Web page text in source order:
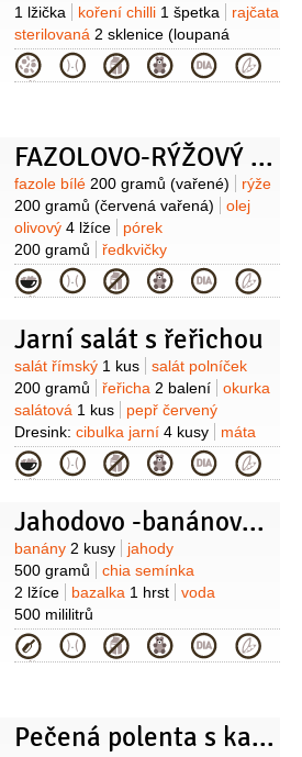
1 lžička
koření chilli 1 špetka
rajčata
sterilovaná 2 sklenice (loupaná
krájená)
čočka červená
100 gramů
sůl1 lžička
Kategorie
FAZOLOVO-RÝŽOVÝ SALÁT S ŘEDKVIČKAMI A ŠPENÁTEM
Suroviny
fazole bílé 200 gramů (vařené)
rýže
200 gramů (červená vařená)
olej
olivový 4 lžíce
pórek
200 gramů
ředkvičky
20 kusů
špenát
100 gramů
(čerstvý)
umeocet
Kategorie
Jarní salát s řeřichou
Suroviny
salát římský 1 kus
salát polníček
200 gramů
řeřicha 2 balení
okurka
salátová 1 kus
pepř červený
Dresink: cibulka jarní 4 kusy
máta
2 hrsti
česnek1 stroužek
šťáva
citronová1 lžíce
hořčice
180 mililitrů
ocet jablečný
1 lžíce
med 1 lžíce sůl
Kategorie
Jahodovo -banánové smoothie
Suroviny
banány 2 kusy
jahody
500 gramů
chia semínka
2 lžíce
bazalka 1 hrst
voda
500 mililitrů
Kategorie
Pečená polenta s kalamáry, chřestem a cuketou